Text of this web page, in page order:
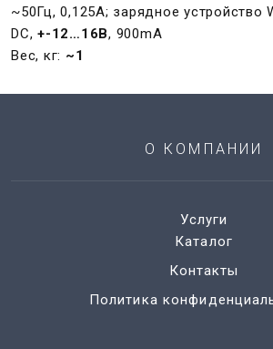
~50Гц, 0,125А; зарядное устройство
DC, +-12…16В, 900mA
Вес, кг: ~1
О КОМПАНИИ
Услуги
Каталог
Контакты
Политика